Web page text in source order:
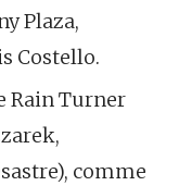
Plaza,
Costello.
Rain Turner
comme